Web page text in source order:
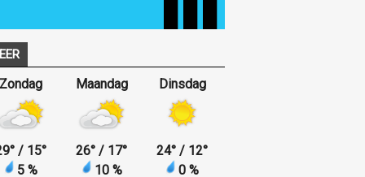
Zondag
° / 15°
5 %
Maandag
26° / 17°
10 %
Dinsdag
24° / 12°
0 %